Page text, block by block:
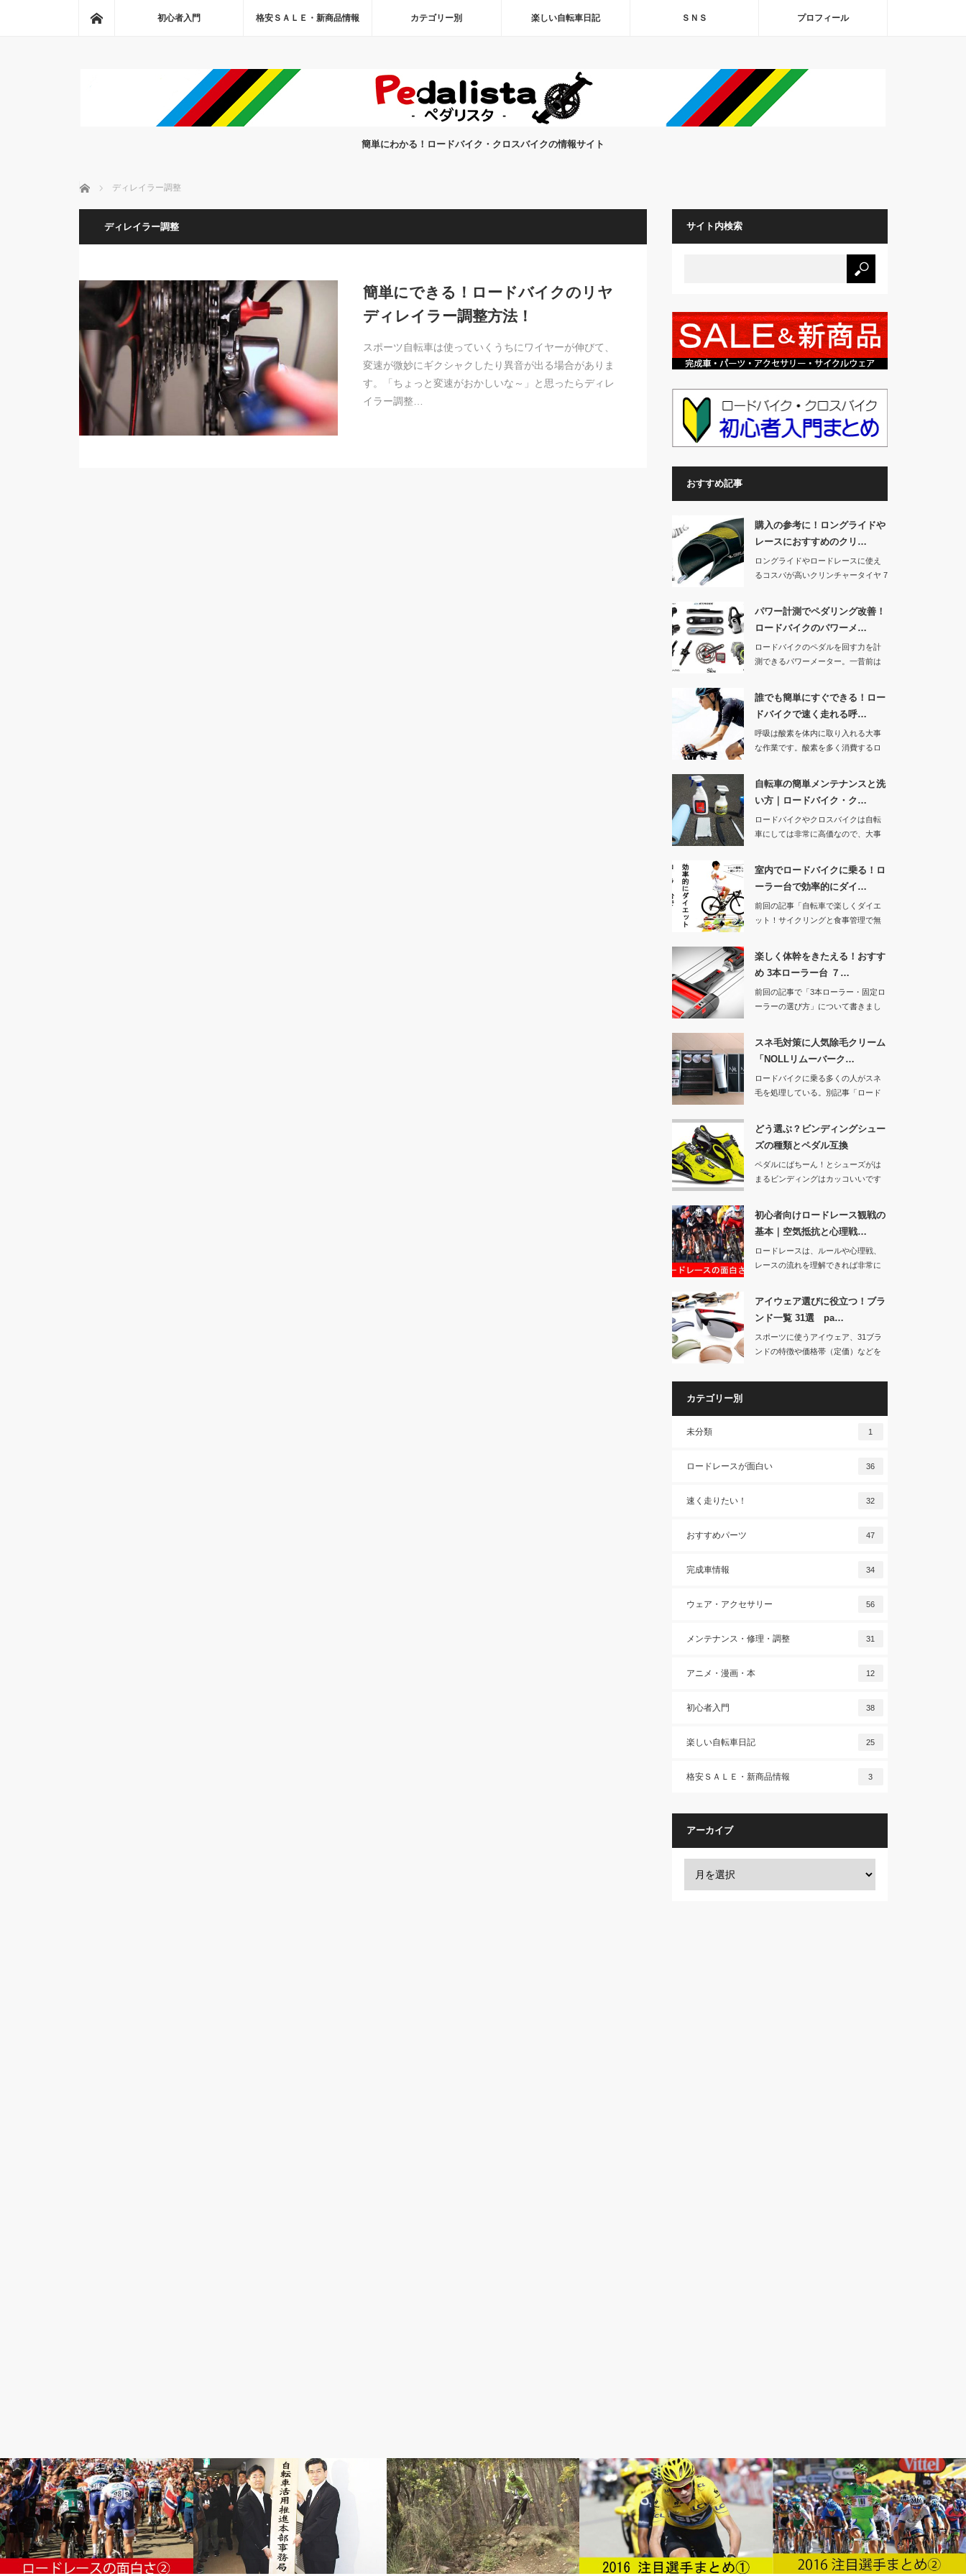
初心者入門 格安ＳＡＬＥ・新商品情報 カテゴリー別 楽しい自転車日記 ＳＮＳ プロフィール
簡単にわかる！ロードバイク・クロスバイクの情報サイト
ホーム ディレイラー調整
ディレイラー調整
簡単にできる！ロードバイクのリヤ
ディレイラー調整方法！
スポーツ自転車は使っていくうちにワイヤーが伸びて、
変速が微妙にギクシャクしたり異音が出る場合がありま
す。「ちょっと変速がおかしいな～」と思ったらディレ
イラー調整…
サイト内検索
おすすめ記事
購入の参考に！ロングライドや
レースにおすすめのクリ…
ロングライドやロードレースに使え
るコスパが高いクリンチャータイヤ 7
パワー計測でペダリング改善！
ロードバイクのパワーメ…
ロードバイクのペダルを回す力を計
測できるパワーメーター。一昔前は
誰でも簡単にすぐできる！ロー
ドバイクで速く走れる呼…
呼吸は酸素を体内に取り入れる大事
な作業です。酸素を多く消費するロ
自転車の簡単メンテナンスと洗
い方｜ロードバイク・ク…
ロードバイクやクロスバイクは自転
車にしては非常に高価なので、大事
室内でロードバイクに乗る！ロ
ーラー台で効率的にダイ…
前回の記事「自転車で楽しくダイエ
ット！サイクリングと食事管理で無
楽しく体幹をきたえる！おすす
め 3本ローラー台 ７…
前回の記事で「3本ローラー・固定ロ
ーラーの選び方」について書きまし
スネ毛対策に人気除毛クリーム
「NOLLリムーバーク…
ロードバイクに乗る多くの人がスネ
毛を処理している。別記事「ロード
どう選ぶ？ビンディングシュー
ズの種類とペダル互換
ペダルにばちーん！とシューズがは
まるビンディングはカッコいいです
初心者向けロードレース観戦の
基本｜空気抵抗と心理戦…
ロードレースは、ルールや心理戦、
レースの流れを理解できれば非常に
アイウェア選びに役立つ！ブラ
ンド一覧 31選 pa…
スポーツに使うアイウェア、31ブラ
ンドの特徴や価格帯（定価）などを
カテゴリー別
未分類 1
ロードレースが面白い 36
速く走りたい！ 32
おすすめパーツ 47
完成車情報 34
ウェア・アクセサリー 56
メンテナンス・修理・調整 31
アニメ・漫画・本 12
初心者入門 38
楽しい自転車日記 25
格安ＳＡＬＥ・新商品情報 3
アーカイブ